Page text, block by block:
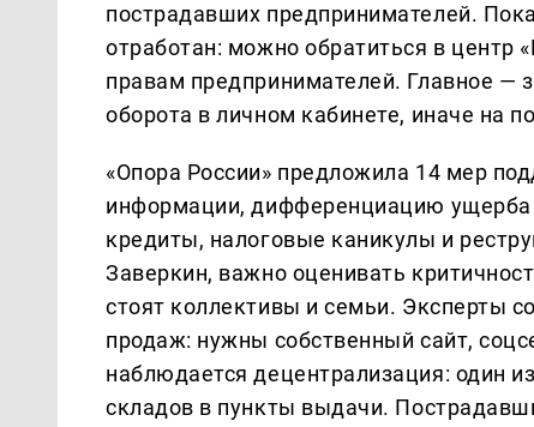
пострадавших предпринимателей.
отработан: можно обратиться в центр
правам предпринимателей. Главное —
оборота в личном кабинете, иначе на
«Опора России» предложила 14 мер
информации, дифференциацию ущерба
кредиты, налоговые каникулы и
Заверкин, важно оценивать
стоят коллективы и семьи. Эксперты
продаж: нужны собственный сайт,
наблюдается децентрализация: один
складов в пункты выдачи.